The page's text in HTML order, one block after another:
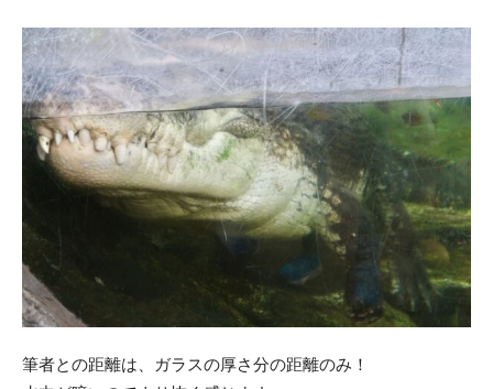
筆者との距離は、ガラスの厚さ分の距離のみ！